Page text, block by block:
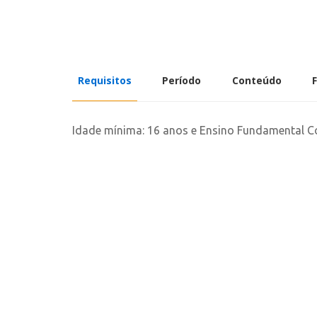
Requisitos Período Conteúdo
Idade mínima: 16 anos e Ensino Fundamental